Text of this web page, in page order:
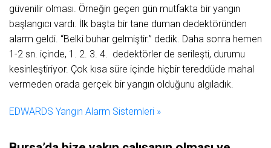
güvenilir olması. Örneğin geçen gün mutfakta bir yangın
başlangıcı vardı. İlk başta bir tane duman dedektöründen
alarm geldi. “Belki buhar gelmiştir.” dedik. Daha sonra hemen
1-2 sn. içinde, 1. 2. 3. 4. dedektörler de serileşti, durumu
kesinleştiriyor. Çok kısa süre içinde hiçbir tereddüde mahal
vermeden orada gerçek bir yangın olduğunu algıladık.
EDWARDS Yangın Alarm Sistemleri »